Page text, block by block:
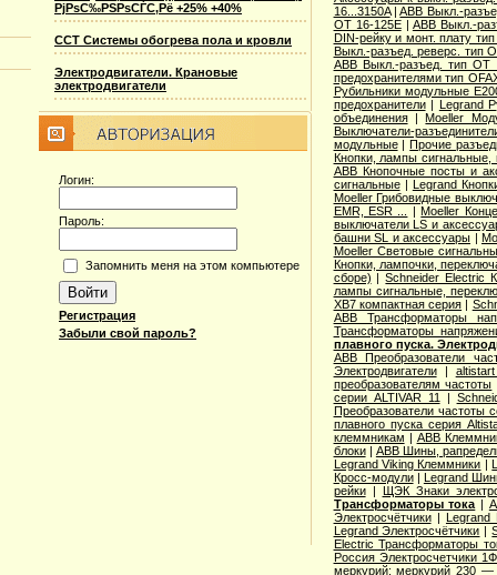
РјРѕС‰РЅРѕСЃС‚Рё +25% +40%
ССТ Системы обогрева пола и кровли
Электродвигатели. Крановые
электродвигатели
Логин:
Пароль:
Запомнить меня на этом компьютере
Регистрация
Забыли свой пароль?
16...3150A|ABB Выкл.-
OT 16-125E| ABB Выкл.-
DIN-рейку и монт. плату
Выкл.-разъед. реверс. тип
ABB Выкл.-разъед. тип OT
предохранителями тип
Рубильники модульные
предохранители| Legrand
объединения|Moeller
Выключатели-
модульные|Прочие
Кнопки, лампы сигнальные,
ABB Кнопочные посты и
сигнальные| Legrand
Moeller Грибовидные
EMR, ESR ...
|Moeller
выключатели LS и
башни SL и аксессуары |
Moeller Световые
Кнопки, лампочки,
сборе) |Schneider Electric
лампы сигнальные,
XB7 компактная серия |
ABB Трансформаторы
Трансформаторы
плавного пуска.
ABB Преобразователи
Электродвигатели|
преобразователям частоты
серии ALTIVAR 11
|
Преобразователи частоты
плавного пуска серия
клеммникам | ABB
блоки| ABB Шины,
Legrand Viking Клеммники |
Кросс-модули| Legrand
рейки| ЩЭК Знаки
Трансформаторы тока |
Электросчётчики| Legrand
Legrand Электросчётчики |
Electric Трансформаторы
Россия Электросчетчики
меркурий: меркурий 230 —